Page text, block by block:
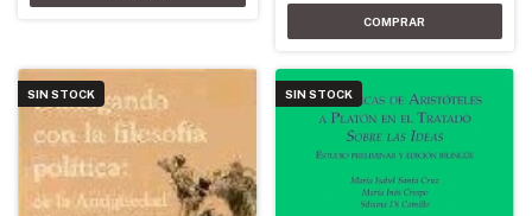
SIN STOCK SIN STOCK